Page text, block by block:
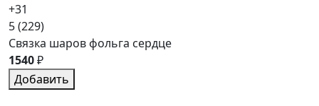
+31
5(229)
Связка шаров фольга сердце
1540₽
Добавить